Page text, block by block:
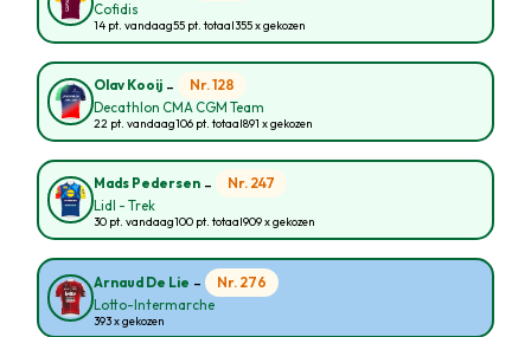
Cofidis
14 pt. vandaag55 pt. totaal355 x gekozen
Olav Kooij - Nr. 128
Decathlon CMA CGM Team
22 pt. vandaag106 pt. totaal891 x gekozen
Mads Pedersen - Nr. 247
Lidl - Trek
30 pt. vandaag100 pt. totaal909 x gekozen
Arnaud De Lie - Nr. 276
Lotto-Intermarche
393 x gekozen